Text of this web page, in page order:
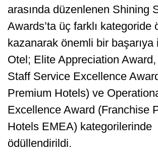
arasında düzenlenen Shining
Awards’ta üç farklı kategoride
kazanarak önemli bir başarıya
Otel; Elite Appreciation
Staff Service Excellence
Premium Hotels) ve
Excellence Award (Franchise
Hotels EMEA) kategorilerinde
ödüllendirildi.